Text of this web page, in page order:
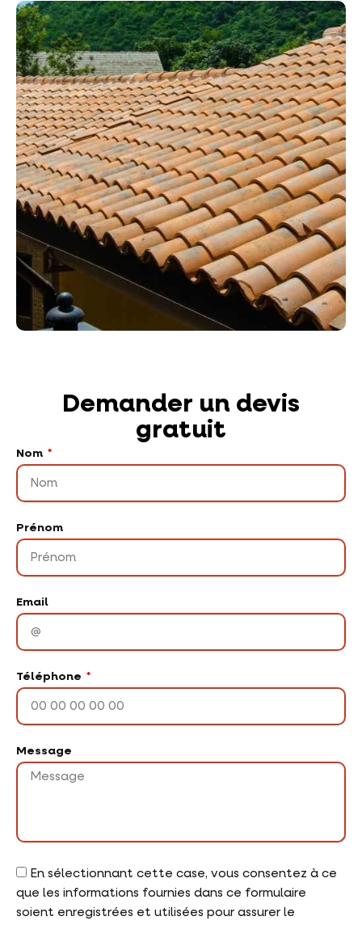
Demander un devis
gratuit
Nom
Prénom
Email
Téléphone
Message
En sélectionnant cette case, vous consentez à ce
que les informations fournies dans ce formulaire
soient enregistrées et utilisées pour assurer le